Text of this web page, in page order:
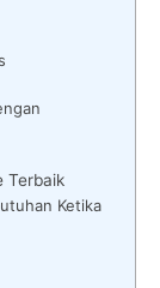
Terbaik
Ketika